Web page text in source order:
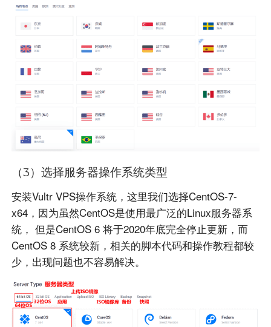
（3）选择服务器操作系统类型
安装Vultr VPS操作系统，这里我们选择CentOS-7-
x64，因为虽然CentOS是使用最广泛的Linux服务器系
统， 但是CentOS 6 将于2020年底完全停止更新，而
CentOS 8 系统较新，相关的脚本代码和操作教程都较
少，出现问题也不容易解决。